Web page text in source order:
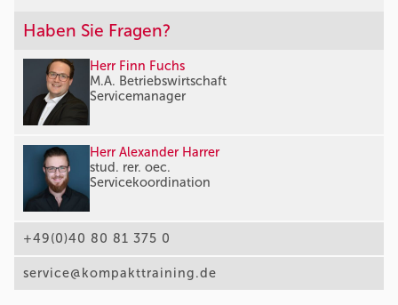
Haben Sie Fragen?
Herr Finn Fuchs
M.A. Betriebswirtschaft
Servicemanager
Herr Alexander Harrer
stud. rer. oec.
Servicekoordination
+49(0)40 80 81 375 0
service@kompakttraining.de